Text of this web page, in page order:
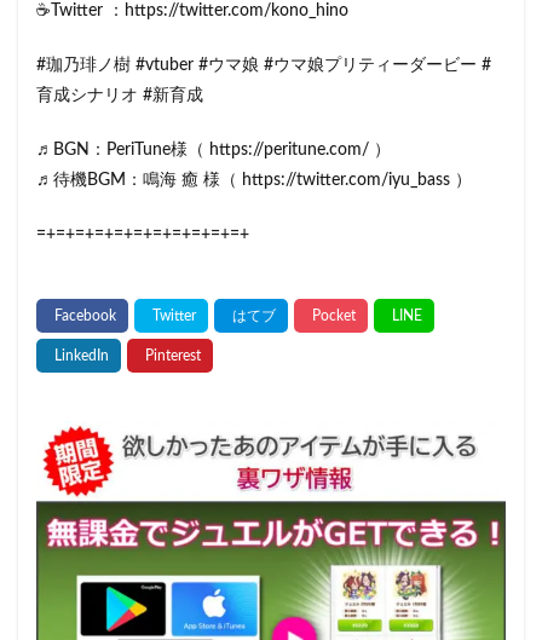
☕Twitter ：https://twitter.com/kono_hino
#珈乃琲ノ樹 #vtuber #ウマ娘 #ウマ娘プリティーダービー #
育成シナリオ #新育成
♬BGN：PeriTune様（ https://peritune.com/ ）
♬待機BGM：鳴海 癒 様（ https://twitter.com/iyu_bass ）
=+=+=+=+=+=+=+=+=+=+=+